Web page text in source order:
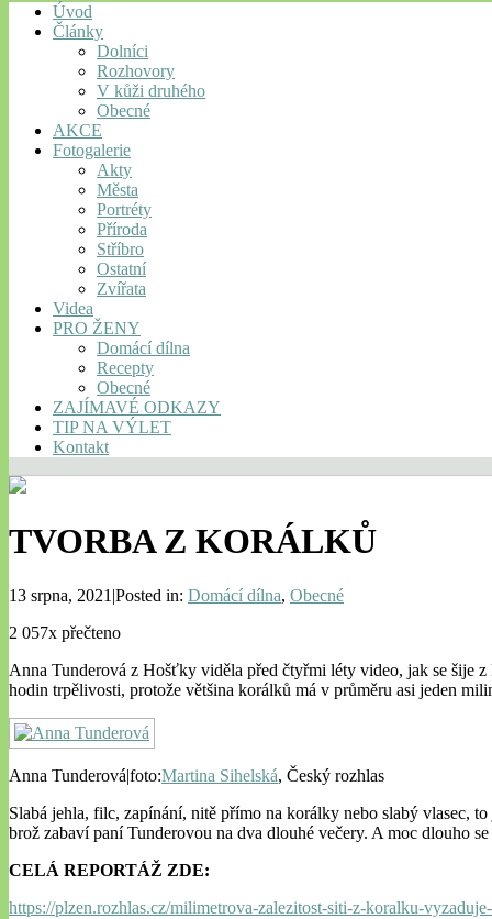
Úvod
Články
Dolníci
Rozhovory
V kůži druhého
Obecné
AKCE
Fotogalerie
Akty
Města
Portréty
Příroda
Stříbro
Ostatní
Zvířata
Videa
PRO ŽENY
Domácí dílna
Recepty
Obecné
ZAJÍMAVÉ ODKAZY
TIP NA VÝLET
Kontakt
TVORBA Z KORÁLKŮ
13 srpna, 2021|Posted in: Domácí dílna, Obecné
2 057x přečteno
Anna Tunderová z Hošťky viděla před čtyřmi léty video, jak se šije
hodin trpělivosti, protože většina korálků má v průměru asi jeden
Anna Tunderová|foto:Martina Sihelská, Český rozhlas
Slabá jehla, filc, zapínání, nitě přímo na korálky nebo slabý vlasec,
brož zabaví paní Tunderovou na dva dlouhé večery. A moc dlouho
CELÁ REPORTÁŽ ZDE:
https://plzen.rozhlas.cz/milimetrova-zalezitost-siti-z-koralku-